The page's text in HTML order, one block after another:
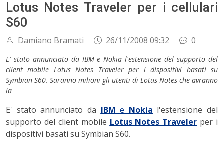
Lotus Notes Traveler per i cellulari
S60
Damiano Bramati 26/11/2008 09:32 0
E' stato annunciato da IBM e Nokia l'estensione del supporto del
client mobile Lotus Notes Traveler per i dispositivi basati su
Symbian S60. Saranno milioni gli utenti di Lotus Notes che avranno
la
E' stato annunciato da IBM e Nokia l'estensione del
supporto del client mobile Lotus Notes Traveler per i
dispositivi basati su Symbian S60.